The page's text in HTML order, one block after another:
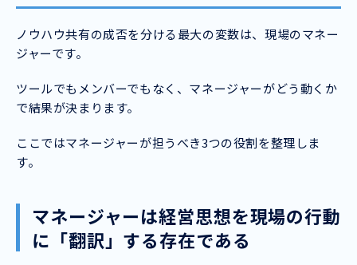
ノウハウ共有の成否を分ける最大の変数は、現場のマネー
ジャーです。
ツールでもメンバーでもなく、マネージャーがどう動くか
で結果が決まります。
ここではマネージャーが担うべき3つの役割を整理しま
す。
マネージャーは経営思想を現場の行動
に「翻訳」する存在である